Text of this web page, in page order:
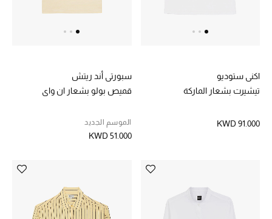
اكني ستوديو
تيشيرت بشعار الماركة
KWD 91.000
سبورتي أند ريتش
قميص بولو بشعار ان واي
الموسم الجديد
KWD 51.000